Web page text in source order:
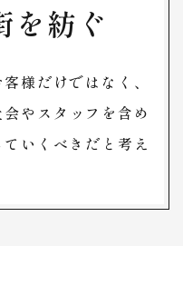
を紡ぐ
様だけではなく、
や​​​​​​​スタッフを含め
いくべきだと考え